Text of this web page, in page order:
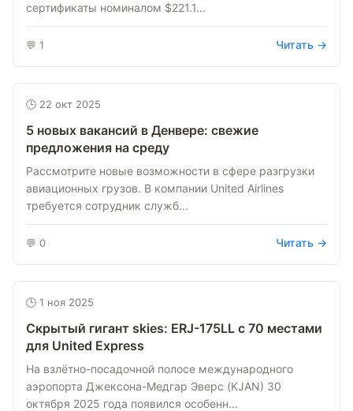
сертификаты номиналом $221.1...
💬 1 Читать →
🕒 22 окт 2025
5 новых вакансий в Денвере: свежие
предложения на среду
Рассмотрите новые возможности в сфере разгрузки
авиационных грузов. В компании United Airlines
требуется сотрудник служб...
💬 0 Читать →
🕒 1 ноя 2025
Скрытый гигант skies: ERJ-175LL с 70 местами
для United Express
На взлётно-посадочной полосе международного
аэропорта Джексона-Медгар Эверс (KJAN) 30
октября 2025 года появился особенн...